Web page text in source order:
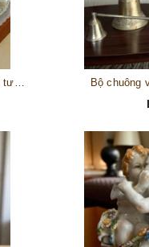
Bộ chuông